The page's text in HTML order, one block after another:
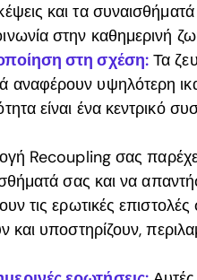
και τα
στην καθημερινή
στη σχέση:Τα
αναφέρουν υψηλότερη
είναι ένα κεντρικό
Recoupling σας παρέχει
σας και να
τις ερωτικές
και υποστηρίζουν,